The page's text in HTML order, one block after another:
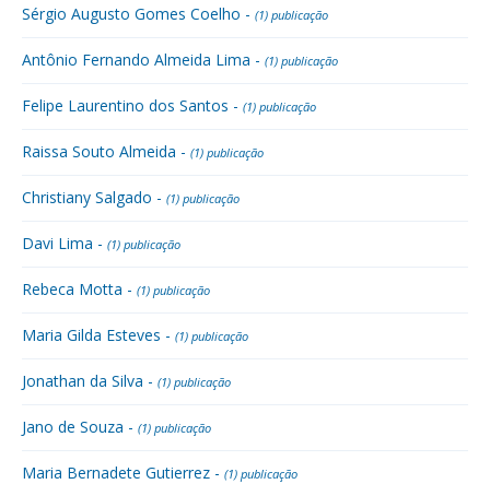
Sérgio Augusto Gomes Coelho - (1) publicação
Antônio Fernando Almeida Lima - (1) publicação
Felipe Laurentino dos Santos - (1) publicação
Raissa Souto Almeida - (1) publicação
Christiany Salgado - (1) publicação
Davi Lima - (1) publicação
Rebeca Motta - (1) publicação
Maria Gilda Esteves - (1) publicação
Jonathan da Silva - (1) publicação
Jano de Souza - (1) publicação
Maria Bernadete Gutierrez - (1) publicação